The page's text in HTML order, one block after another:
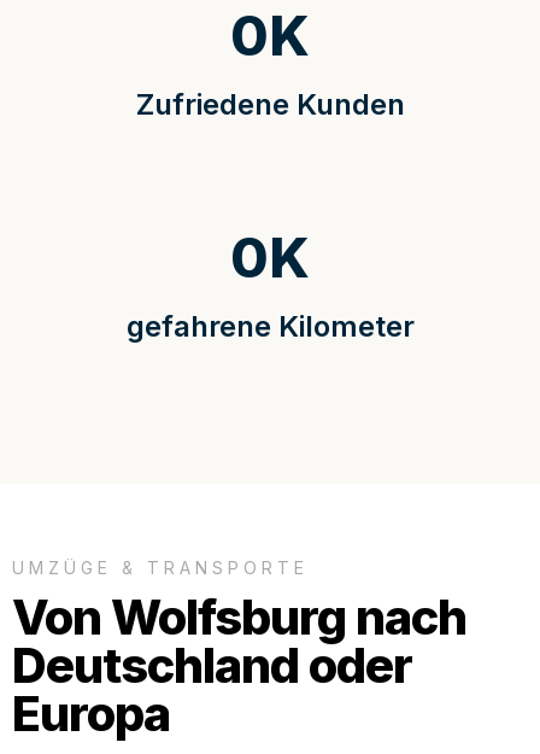
Zufriedene Kunden
0K
gefahrene Kilometer
0K
UMZÜGE & TRANSPORTE
Von Wolfsburg nach
Deutschland oder
Europa